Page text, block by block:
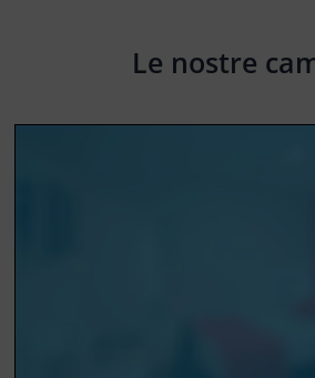
Le nostre